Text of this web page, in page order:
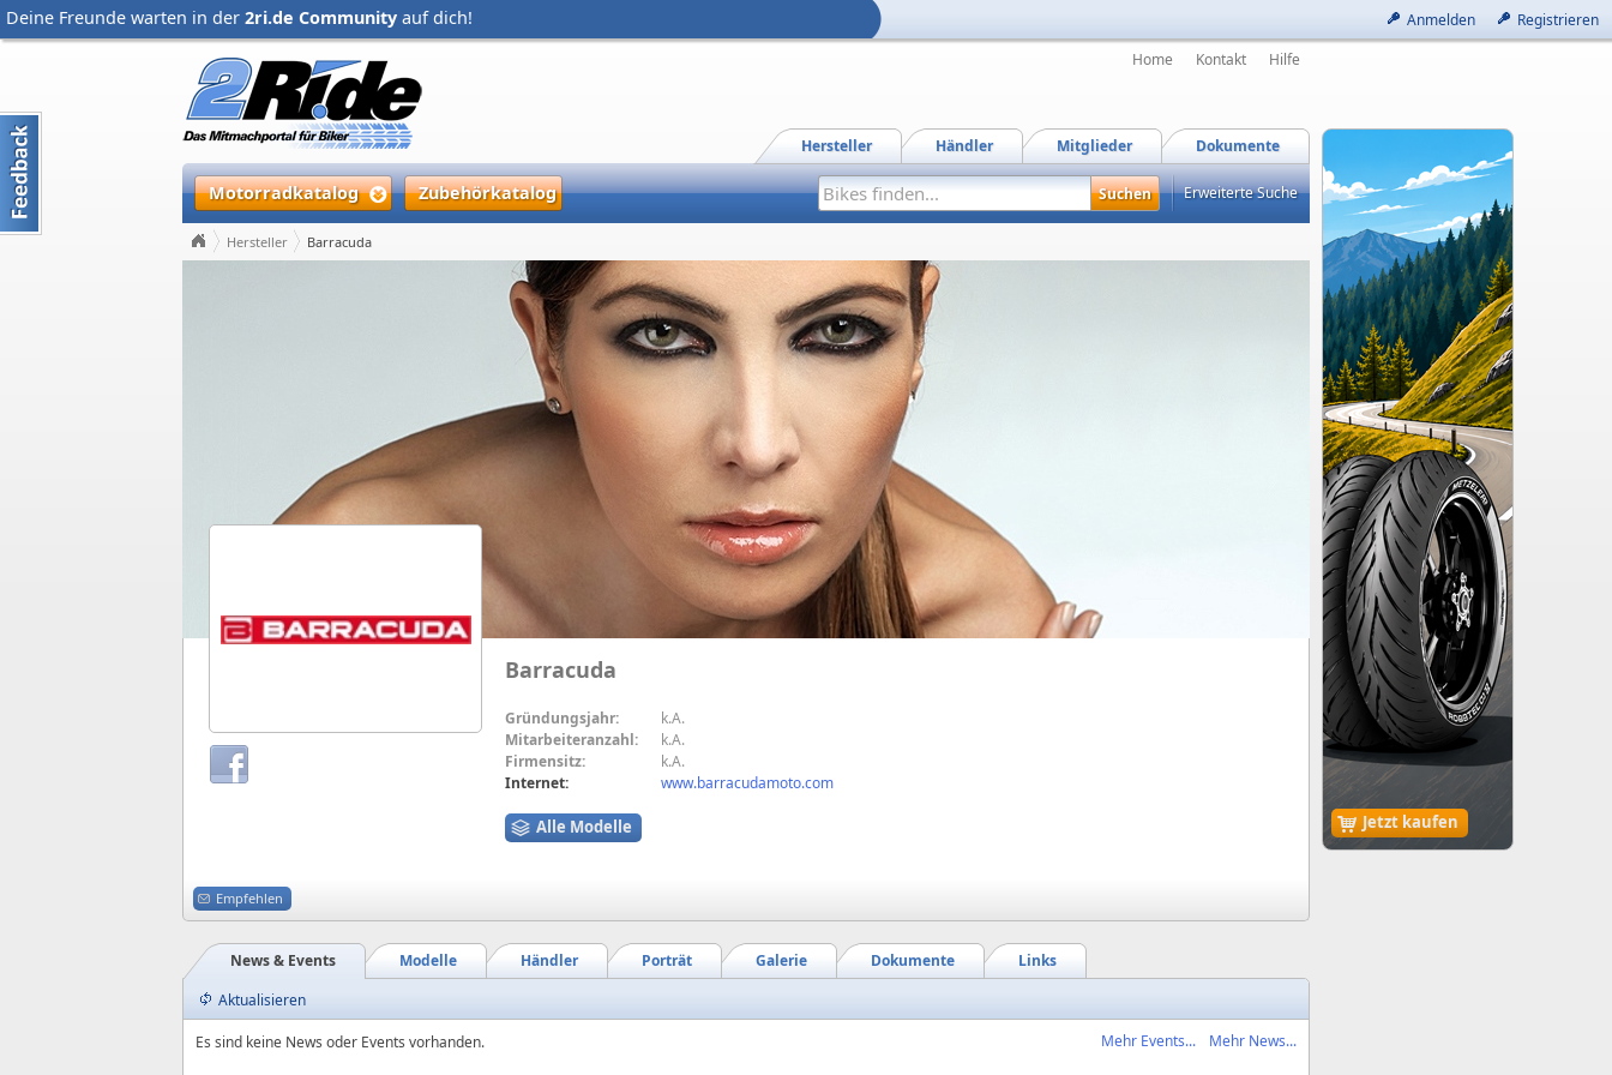
Anmelden Registrieren
Deine Freunde warten in der 2ri.de Community auf dich!
Jetzt kaufen
Home Kontakt Hilfe
Dokumente
Mitglieder
Händler
Hersteller
Motorradkatalog Zubehörkatalog Erweiterte Suche
Hersteller Barracuda
Barracuda
Gründungsjahr:
k.A.
Mitarbeiteranzahl:
k.A.
Firmensitz:
k.A.
Internet:
www.barracudamoto.com
Alle Modelle
Empfehlen
Links
Dokumente
Galerie
Porträt
Händler
Modelle
News & Events
Aktualisieren
Mehr Events...
Mehr News...
Es sind keine News oder Events vorhanden.